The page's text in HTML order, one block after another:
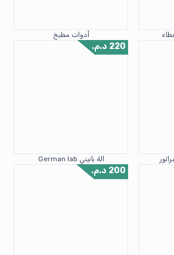
أدوات مطبخ
الة بانيني German lab
220 د.م.
200 د.م.